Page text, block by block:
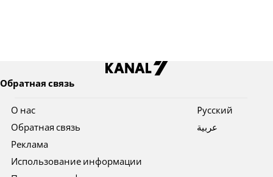
Обратная связь
О нас
Обратная связь
Реклама
Использование информации
Pусский
عربية